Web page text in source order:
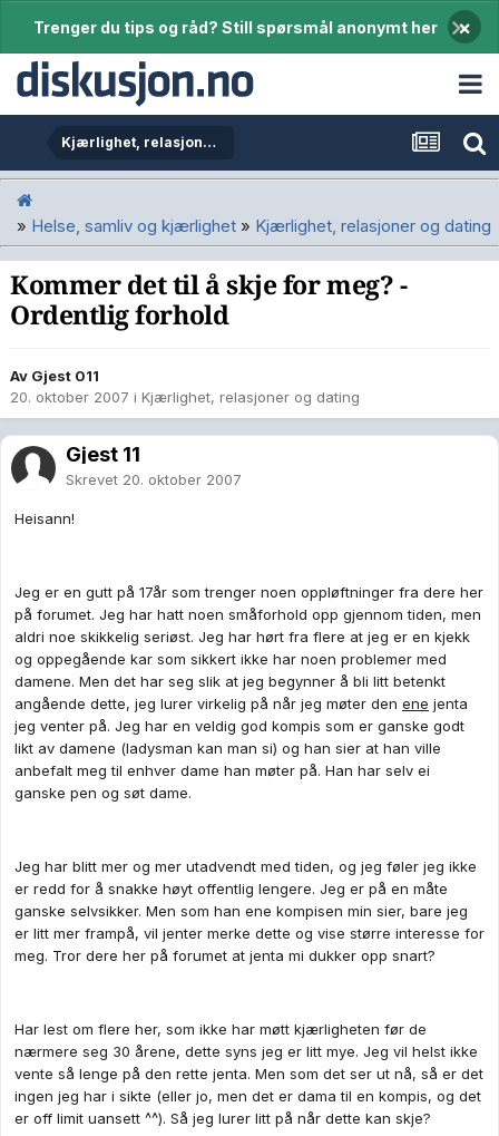
Trenger du tips og råd? Still spørsmål anonymt her ×
Kjærlighet, relasjoner og dating
» Helse, samliv og kjærlighet » Kjærlighet, relasjoner og dating
Kommer det til å skje for meg? -
Ordentlig forhold
Av Gjest 011
20. oktober 2007 i Kjærlighet, relasjoner og dating
Gjest 11
Skrevet 20. oktober 2007
Heisann!
Jeg er en gutt på 17år som trenger noen oppløftninger fra dere her
på forumet. Jeg har hatt noen småforhold opp gjennom tiden, men
aldri noe skikkelig seriøst. Jeg har hørt fra flere at jeg er en kjekk
og oppegående kar som sikkert ikke har noen problemer med
damene. Men det har seg slik at jeg begynner å bli litt betenkt
angående dette, jeg lurer virkelig på når jeg møter den ene jenta
jeg venter på. Jeg har en veldig god kompis som er ganske godt
likt av damene (ladysman kan man si) og han sier at han ville
anbefalt meg til enhver dame han møter på. Han har selv ei
ganske pen og søt dame.
Jeg har blitt mer og mer utadvendt med tiden, og jeg føler jeg ikke
er redd for å snakke høyt offentlig lengere. Jeg er på en måte
ganske selvsikker. Men som han ene kompisen min sier, bare jeg
er litt mer frampå, vil jenter merke dette og vise større interesse for
meg. Tror dere her på forumet at jenta mi dukker opp snart?
Har lest om flere her, som ikke har møtt kjærligheten før de
nærmere seg 30 årene, dette syns jeg er litt mye. Jeg vil helst ikke
vente så lenge på den rette jenta. Men som det ser ut nå, så er det
ingen jeg har i sikte (eller jo, men det er dama til en kompis, og det
er off limit uansett ^^). Så jeg lurer litt på når dette kan skje?